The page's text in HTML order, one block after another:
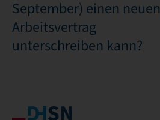
September) einen neuen
Arbeitsvertrag
unterschreiben kann?